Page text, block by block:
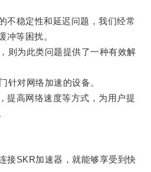
稳定性和延迟问题，我们经常
冲等困扰。
为此类问题提供了一种有效解
对网络加速的设备。
高网络速度等方式，为用户提
SKR加速器，就能够享受到快